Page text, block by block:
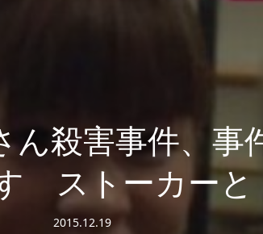
殺害事件、事
ストーカーと
2015.12.19